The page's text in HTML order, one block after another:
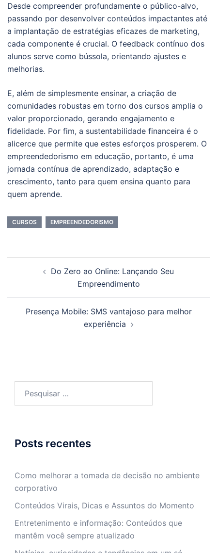
Desde compreender profundamente o público-alvo,
passando por desenvolver conteúdos impactantes até
a implantação de estratégias eficazes de marketing,
cada componente é crucial. O feedback contínuo dos
alunos serve como bússola, orientando ajustes e
melhorias.
E, além de simplesmente ensinar, a criação de
comunidades robustas em torno dos cursos amplia o
valor proporcionado, gerando engajamento e
fidelidade. Por fim, a sustentabilidade financeira é o
alicerce que permite que estes esforços prosperem. O
empreendedorismo em educação, portanto, é uma
jornada contínua de aprendizado, adaptação e
crescimento, tanto para quem ensina quanto para
quem aprende.
CURSOS EMPREENDEDORISMO
Do Zero ao Online: Lançando Seu
Empreendimento
Presença Mobile: SMS vantajoso para melhor
experiência
por:
Posts recentes
Como melhorar a tomada de decisão no ambiente
corporativo
Conteúdos Virais, Dicas e Assuntos do Momento
Entretenimento e informação: Conteúdos que
mantêm você sempre atualizado